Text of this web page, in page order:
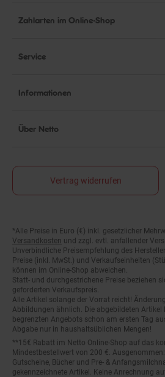
Zahlarten im Online-Shop
Service
Informationen
Über Netto
Vertrag widerrufen
Fußnoten
*Alle Preise in Euro (€) inkl. gesetzlicher
Versandkostenund zzgl. evtl. anfallender
Unverbindliche Preisempfehlung des
Preise (inkl. MwSt.) und Verkaufseinheiten
können im Online-Shop abweichen.
Statt- und durchgestrichene Preise beziehen
geforderten Verkaufspreis.
Alle Artikel solange der Vorrat reicht!
Abbildungen ähnlich. Die abgebildeten Artikel
begrenzten Angebots schon am ersten Tag
Abgabe nur in haushaltsüblichen Mengen!
**15€ Rabatt im Netto Online-Shop auf das
Mindestbestellwert von 200 €.
Gutscheine, Bücher und Pre- &
gekennzeichnete Artikel. Keine Anrechnung